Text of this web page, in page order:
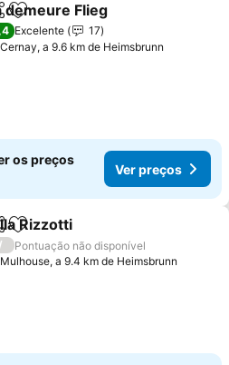
Adicionar aos favoritos
demeure Flieg
Excelente
17
Cernay, a 9.6 km de Heimsbrunn
os preços
Ver preços
Adicionar aos favoritos
Rizzotti
/
Pontuação não disponível
Mulhouse, a 9.4 km de Heimsbrunn